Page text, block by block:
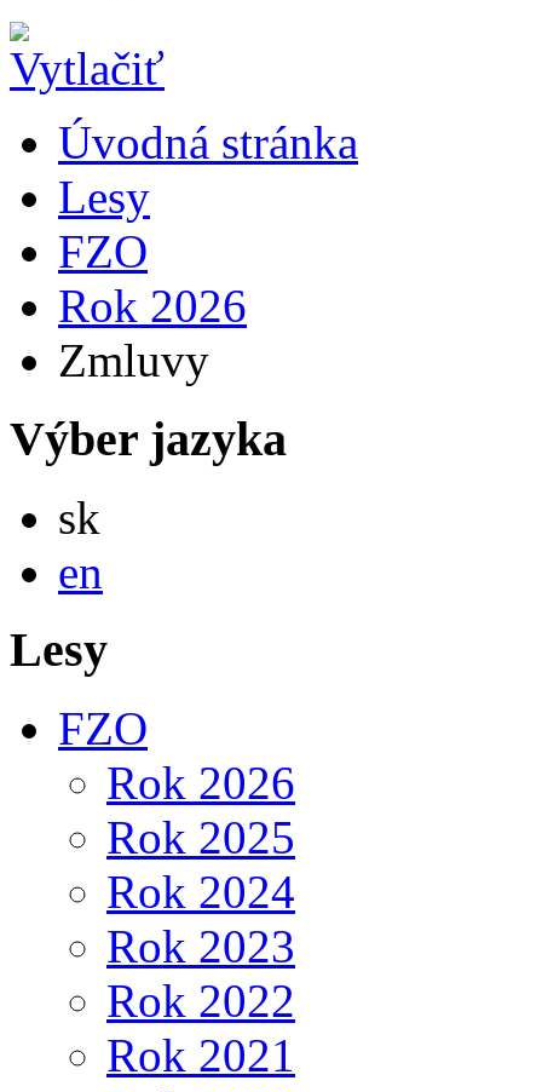
Úvodná stránka
Lesy
FZO
Rok 2026
Zmluvy
Výber jazyka
sk
en
Lesy
FZO
Rok 2026
Rok 2025
Rok 2024
Rok 2023
Rok 2022
Rok 2021